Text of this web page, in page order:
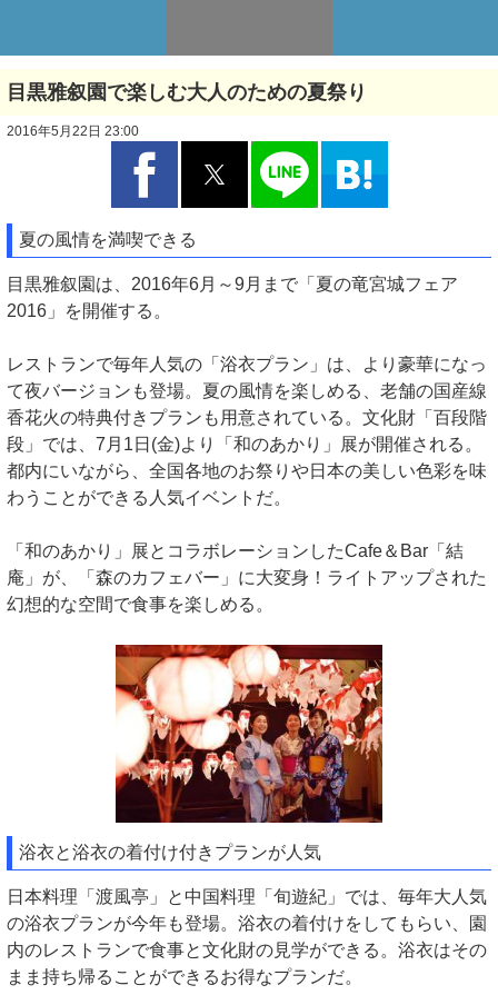
目黒雅叙園で楽しむ大人のための夏祭り
2016年5月22日 23:00
夏の風情を満喫できる
目黒雅叙園は、2016年6月～9月まで「夏の竜宮城フェア
2016」を開催する。
レストランで毎年人気の「浴衣プラン」は、より豪華になっ
て夜バージョンも登場。夏の風情を楽しめる、老舗の国産線
香花火の特典付きプランも用意されている。文化財「百段階
段」では、7月1日(金)より「和のあかり」展が開催される。
都内にいながら、全国各地のお祭りや日本の美しい色彩を味
わうことができる人気イベントだ。
「和のあかり」展とコラボレーションしたCafe＆Bar「結
庵」が、「森のカフェバー」に大変身！ライトアップされた
幻想的な空間で食事を楽しめる。
浴衣と浴衣の着付け付きプランが人気
日本料理「渡風亭」と中国料理「旬遊紀」では、毎年大人気
の浴衣プランが今年も登場。浴衣の着付けをしてもらい、園
内のレストランで食事と文化財の見学ができる。浴衣はその
まま持ち帰ることができるお得なプランだ。